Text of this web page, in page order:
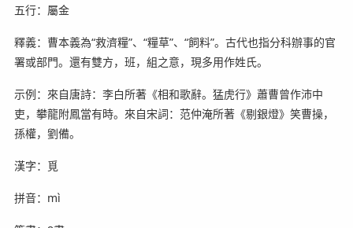
五行：屬金
釋義：曹本義為“救濟糧”、“糧草”、“飼料”。古代也指分科辦事的官
署或部門。還有雙方，班，組之意，現多用作姓氏。
示例：來自唐詩：李白所著《相和歌辭。猛虎行》蕭曹曾作沛中
吏，攀龍附鳳當有時。來自宋詞：范仲淹所著《剔銀燈》笑曹操，
孫權，劉備。
漢字：覓
拼音：mì